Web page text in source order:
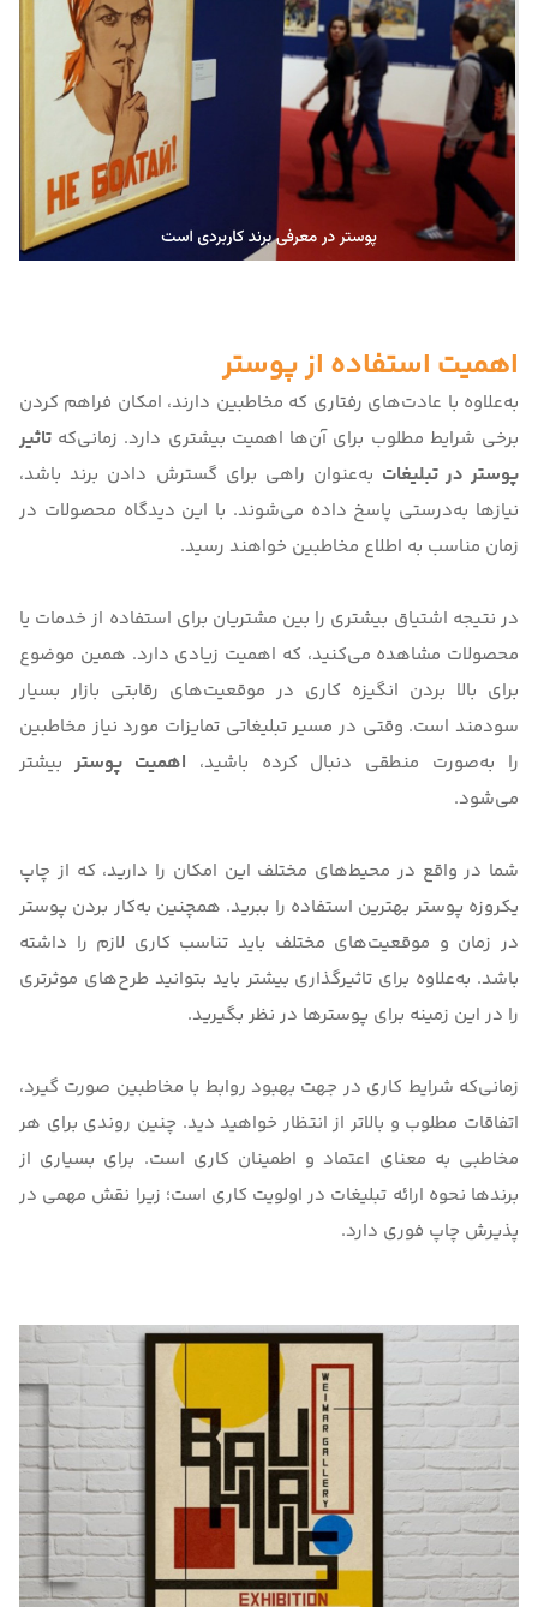
اهمیت استفاده از پوستر
به‌علاوه با عادت‌های رفتاری که مخاطبین دارند، امکان فراهم کردن
برخی شرایط مطلوب برای آن‌ها اهمیت بیشتری دارد. زمانی‌که تاثیر
پوستر در تبلیغات به‌عنوان راهی برای گسترش دادن برند باشد،
نیازها به‌درستی پاسخ داده می‌شوند. با این دیدگاه محصولات در
زمان مناسب به اطلاع مخاطبین خواهند رسید.
در نتیجه اشتیاق بیشتری را بین مشتریان برای استفاده از خدمات یا
محصولات مشاهده می‌کنید، که اهمیت زیادی دارد. همین موضوع
برای بالا بردن انگیزه کاری در موقعیت‌های رقابتی بازار بسیار
سودمند است. وقتی در مسیر تبلیغاتی تمایزات مورد نیاز مخاطبین
را به‌صورت منطقی دنبال کرده باشید، اهمیت پوستر بیشتر
می‌شود.
شما در واقع در محیط‌های مختلف این امکان را دارید، که از چاپ
یکروزه پوستر بهترین استفاده را ببرید. همچنین به‌کار بردن پوستر
در زمان‌ و موقعیت‌های مختلف باید تناسب کاری لازم را داشته
باشد. به‌علاوه برای تاثیرگذاری بیشتر باید بتوانید طرح‌های موثرتری
را در این زمینه برای پوسترها در نظر بگیرید.
زمانی‌که شرایط کاری در جهت بهبود روابط با مخاطبین صورت گیرد،
اتفاقات مطلوب و بالاتر از انتظار خواهید دید. چنین روندی برای هر
مخاطبی به ‌معنای اعتماد و اطمینان کاری است. برای بسیاری از
برندها نحوه ارائه تبلیغات در اولویت کاری است؛ زیرا نقش مهمی در
پذیرش چاپ فوری دارد.